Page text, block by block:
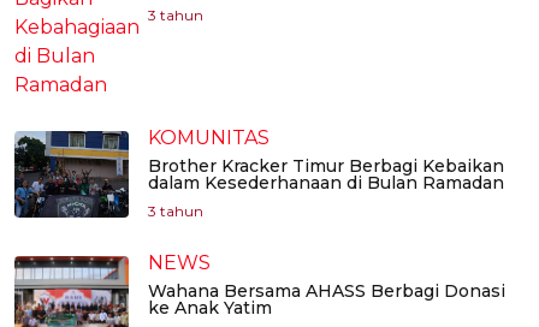
3 tahun
KOMUNITAS
Brother Kracker Timur Berbagi Kebaikan
dalam Kesederhanaan di Bulan Ramadan
3 tahun
NEWS
Wahana Bersama AHASS Berbagi Donasi
ke Anak Yatim